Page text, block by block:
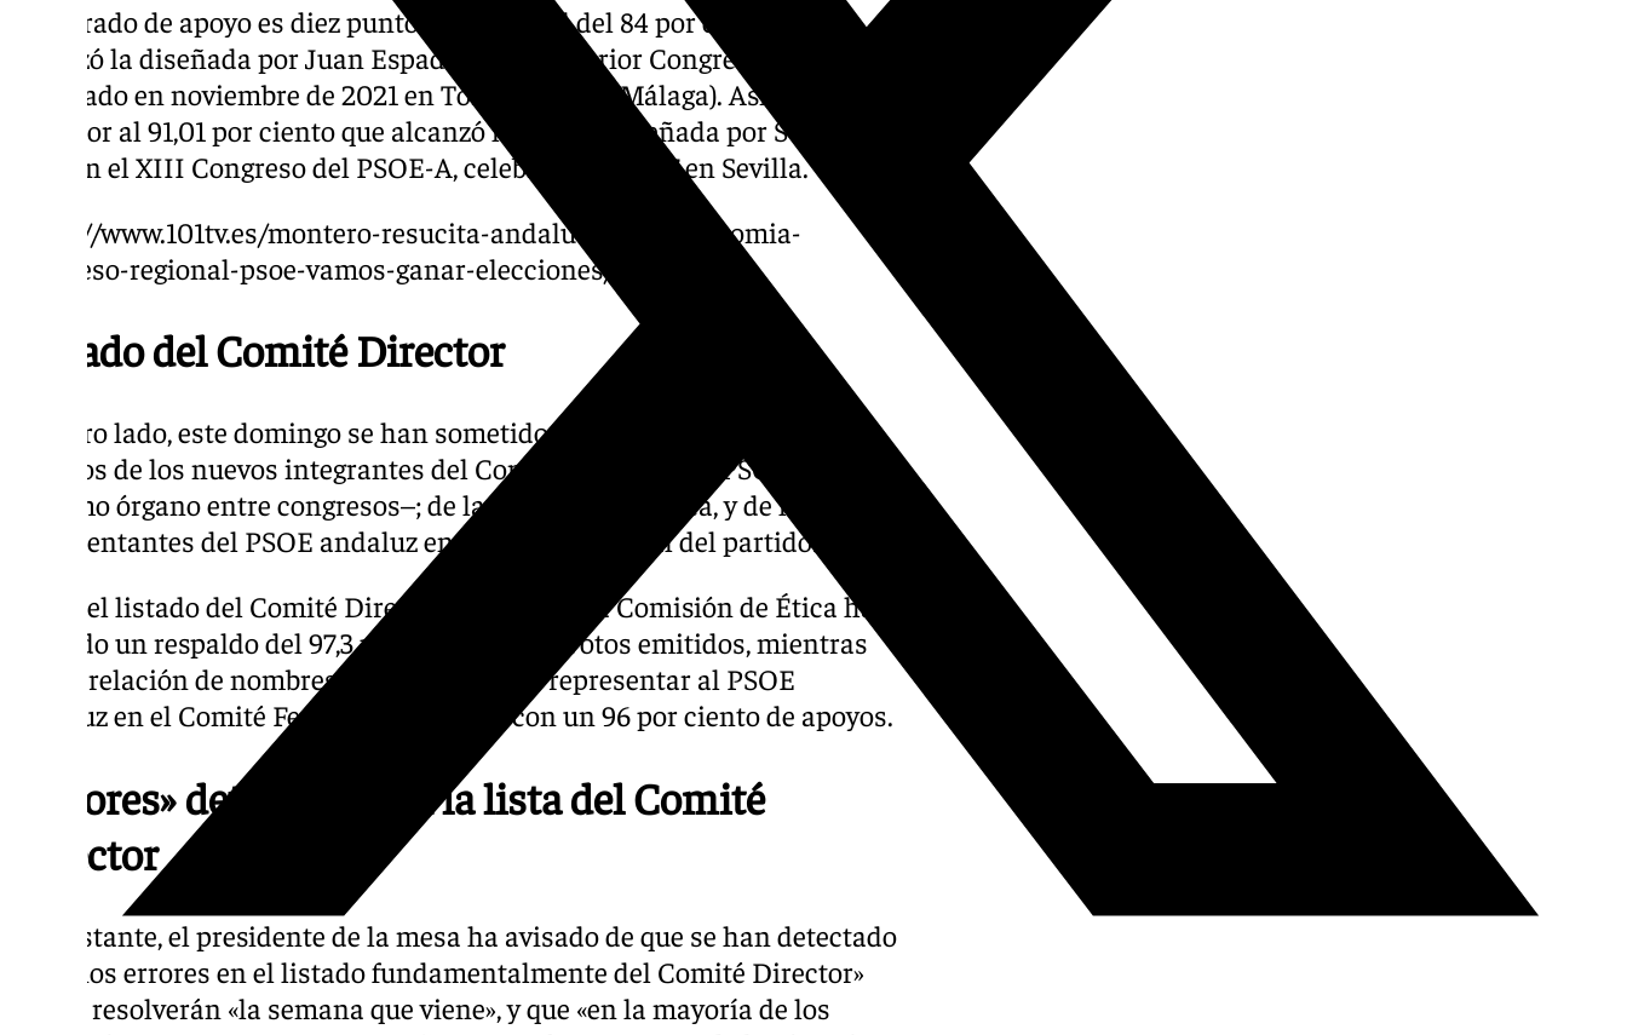
Este grado de apoyo es diez puntos superior al del 84 por ciento que
alcanzó la diseñada por Juan Espadas en el anterior Congreso regional,
celebrado en noviembre de 2021 en Torremolinos (Málaga). Asimismo, es
superior al 91,01 por ciento que alcanzó la última diseñada por Susana
Díaz en el XIII Congreso del PSOE-A, celebrado en 2017 en Sevilla.
https://www.101tv.es/montero-resucita-andalucismo-autonomia-
congreso-regional-psoe-vamos-ganar-elecciones/
Listado del Comité Director
Por otro lado, este domingo se han sometido también a votación los
listados de los nuevos integrantes del Comité Director del PSOE-A –
máximo órgano entre congresos–; de la Comisión de Ética, y de los
representantes del PSOE andaluz en el Comité Federal del partido.
Tanto el listado del Comité Director como el de la Comisión de Ética han
recibido un respaldo del 97,3 por ciento de los votos emitidos, mientras
que la relación de nombres propuestos para representar al PSOE
andaluz en el Comité Federal ha contado con un 96 por ciento de apoyos.
«Errores» detectados en la lista del Comité
Director
No obstante, el presidente de la mesa ha avisado de que se han detectado
«algunos errores en el listado fundamentalmente del Comité Director»
que se resolverán «la semana que viene», y que «en la mayoría de los